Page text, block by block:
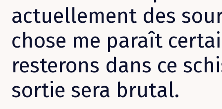
actuellement des
chose me paraît
resterons dans ce
sortie sera brutal.